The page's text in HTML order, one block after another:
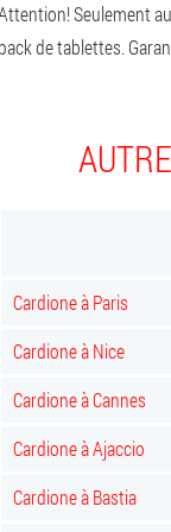
Seulement
pack de tablettes.
Cardione à Paris
Cardione à Nice
Cardione à Cannes
Cardione à Ajaccio
Cardione à Bastia